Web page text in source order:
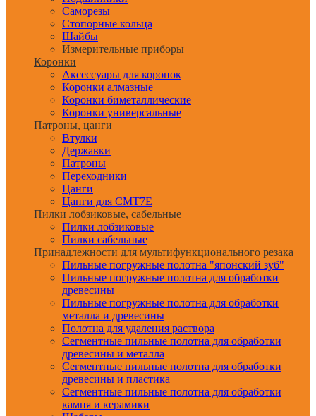
Саморезы
Стопорные кольца
Шайбы
Измерительные приборы
Коронки
Аксессуары для коронок
Коронки алмазные
Коронки биметаллические
Коронки универсальные
Патроны, цанги
Втулки
Державки
Патроны
Переходники
Цанги
Цанги для CMT7E
Пилки лобзиковые, сабельные
Пилки лобзиковые
Пилки сабельные
Принадлежности для мультифункционального резака
Пильные погружные полотна "японский зуб"
Пильные погружные полотна для обработки
древесины
Пильные погружные полотна для обработки
металла и древесины
Полотна для удаления раствора
Сегментные пильные полотна для обработки
древесины и металла
Сегментные пильные полотна для обработки
древесины и пластика
Сегментные пильные полотна для обработки
камня и керамики